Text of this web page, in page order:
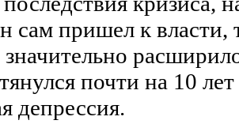
сам пришел к власти,
почти на 10
депрессия.